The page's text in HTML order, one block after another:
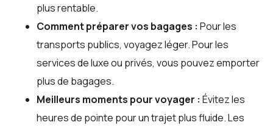
plus rentable.
Comment préparer vos bagages : Pour les
transports publics, voyagez léger. Pour les
services de luxe ou privés, vous pouvez emporter
plus de bagages.
Meilleurs moments pour voyager : Évitez les
heures de pointe pour un trajet plus fluide. Les